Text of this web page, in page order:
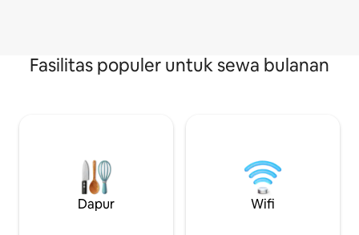
Fasilitas populer untuk sewa bulanan
Dapur Wifi